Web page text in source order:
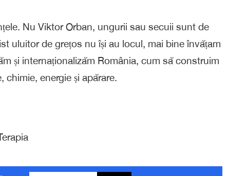
Nu Viktor Orban, ungurii sau secuii sunt de
uluitor de grețos nu își au locul, mai bine învățam
și internaționalizăm România, cum să construim
chimie, energie și apărare.